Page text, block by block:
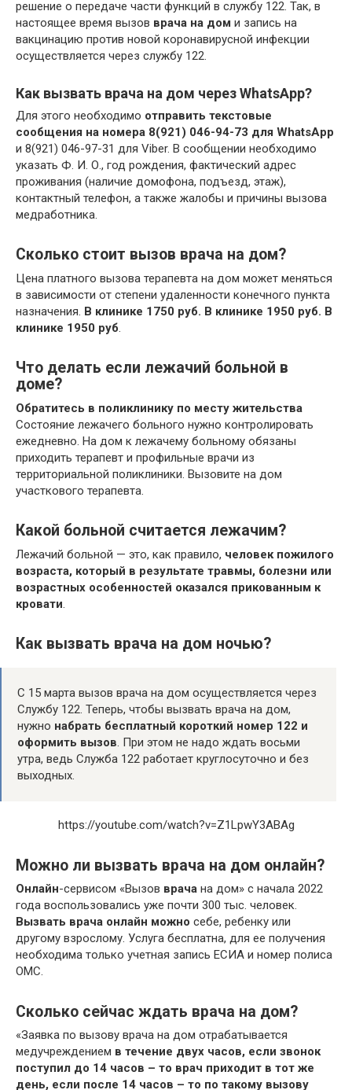
решение о передаче части функций в службу 122. Так, в
настоящее время вызов врача на дом и запись на
вакцинацию против новой коронавирусной инфекции
осуществляется через службу 122.
Как вызвать врача на дом через WhatsApp?
Для этого необходимо отправить текстовые
сообщения на номера 8(921) 046-94-73 для WhatsApp
и 8(921) 046-97-31 для Viber. В сообщении необходимо
указать Ф. И. О., год рождения, фактический адрес
проживания (наличие домофона, подъезд, этаж),
контактный телефон, а также жалобы и причины вызова
медработника.
Сколько стоит вызов врача на дом?
Цена платного вызова терапевта на дом может меняться
в зависимости от степени удаленности конечного пункта
назначения. В клинике 1750 руб. В клинике 1950 руб. В
клинике 1950 руб.
Что делать если лежачий больной в
доме?
Обратитесь в поликлинику по месту жительства
Состояние лежачего больного нужно контролировать
ежедневно. На дом к лежачему больному обязаны
приходить терапевт и профильные врачи из
территориальной поликлиники. Вызовите на дом
участкового терапевта.
Какой больной считается лежачим?
Лежачий больной — это, как правило, человек пожилого
возраста, который в результате травмы, болезни или
возрастных особенностей оказался прикованным к
кровати.
Как вызвать врача на дом ночью?
С 15 марта вызов врача на дом осуществляется через
Службу 122. Теперь, чтобы вызвать врача на дом,
нужно набрать бесплатный короткий номер 122 и
оформить вызов. При этом не надо ждать восьми
утра, ведь Служба 122 работает круглосуточно и без
выходных.
https://youtube.com/watch?v=Z1LpwY3ABAg
Можно ли вызвать врача на дом онлайн?
Онлайн-сервисом «Вызов врача на дом» с начала 2022
года воспользовались уже почти 300 тыс. человек.
Вызвать врача онлайн можно себе, ребенку или
другому взрослому. Услуга бесплатна, для ее получения
необходима только учетная запись ЕСИА и номер полиса
ОМС.
Сколько сейчас ждать врача на дом?
«Заявка по вызову врача на дом отрабатывается
медучреждением в течение двух часов, если звонок
поступил до 14 часов – то врач приходит в тот же
день, если после 14 часов – то по такому вызову